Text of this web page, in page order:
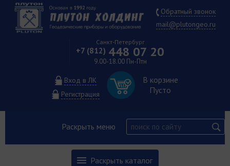
Обратный звонок
mail@plutongeo.ru
Санкт-Петербург
+7 (812) 448 07 20
9.00-18.00 Пн-Птн
Вход в ЛК
Регистрация
В корзине
Пусто
Раскрыть меню
Раскрыть каталог